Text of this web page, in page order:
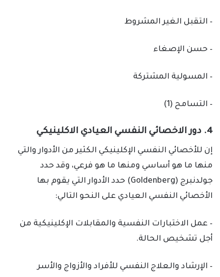
– التقبل الغير المشروط
– حسن الإصغاء
– المسولية المشتركة
– التسامح (1)
4. دور الاخصائي النفسي العيادي الاكلينيكي
إن للأخصائي النفسي الإكلينيكي الكثير من الأدوار والتي
منها ما هو أساسي ومنها ما هو فرعي، وقد حدد
جولدنبرج (Goldenberg) حدد الأدوار التي يقوم بها
الأخصائي النفسي العيادي على النحو التالي:
– عمل الاختبارات النفسية والمقابلات الإكلينيكية من
أجل تشخيص الحالة.
– الإرشاد والعلاج النفسي للأفراد والأزواج والأسر